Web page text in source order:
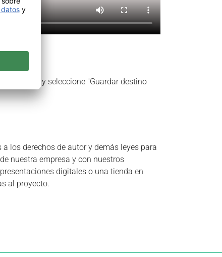
el enlace y seleccione "Guardar destino
los derechos de autor y demás leyes para
nuestra empresa y con nuestros
digitales o una tienda en
al proyecto.